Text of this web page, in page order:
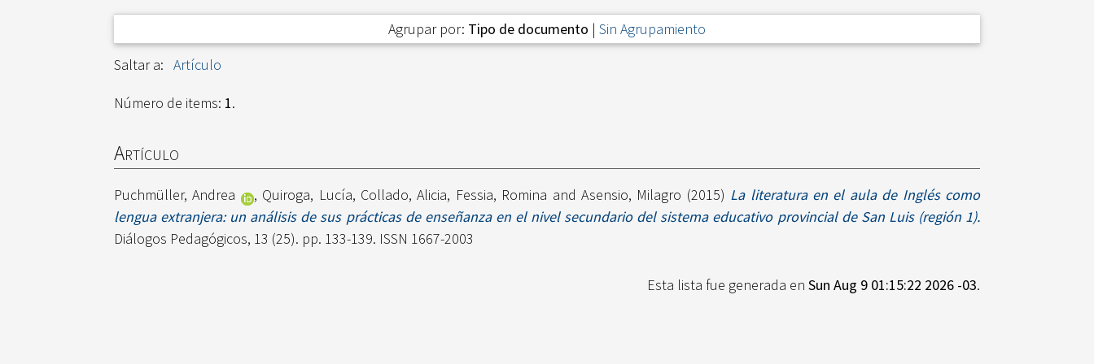
Agrupar por: Tipo de documento | Sin Agrupamiento
Saltar a: Artículo
Número de items: 1.
Artículo
Puchmüller, Andrea , Quiroga, Lucía, Collado, Alicia, Fessia, Romina andAsensio, Milagro (2015) La literatura en el aula de Inglés como
lengua extranjera: un análisis de sus prácticas de enseñanza en el nivel secundario del sistema educativo provincial de San Luis (región 1).
Diálogos Pedagógicos, 13 (25). pp. 133-139. ISSN 1667-2003
Esta lista fue generada en Sun Aug 9 01:15:22 2026 -03.